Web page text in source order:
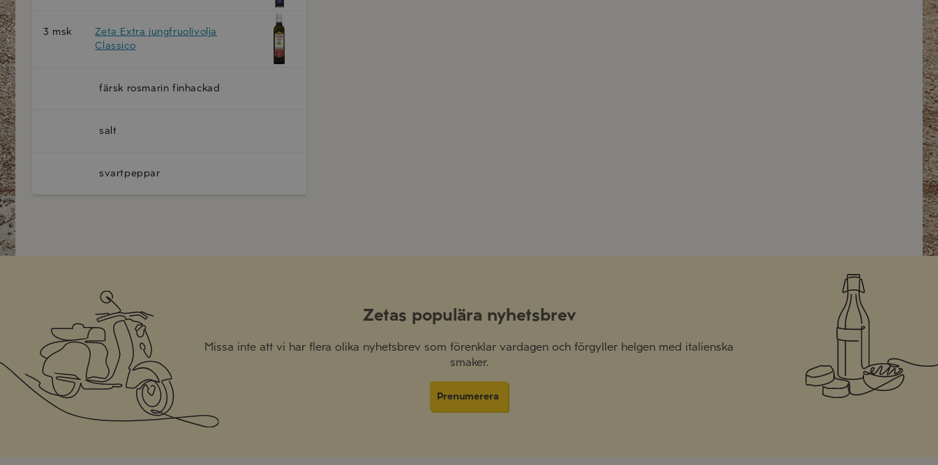
3 msk
Zeta Extra jungfruolivolja
Classico
färsk rosmarin finhackad
salt
svartpeppar
Zetas populära nyhetsbrev
Missa inte att vi har flera olika nyhetsbrev som förenklar vardagen och förgyller helgen med italienska
smaker.
Prenumerera